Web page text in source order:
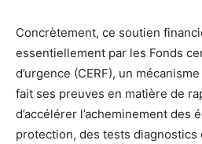
Concrètement, ce soutien
essentiellement par les Fonds
d’urgence (CERF), un
fait ses preuves en matière de
d’accélérer l’acheminement des
protection, des tests diagnostics